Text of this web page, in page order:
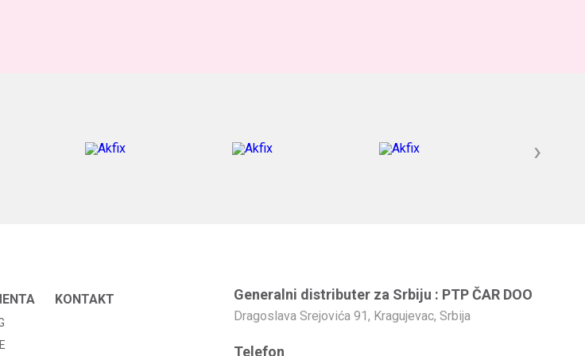
›
KONTAKT Generalni distributer za Srbiju : PTP ČAR DOO
Dragoslava Srejovića 91, Kragujevac, Srbija
Telefon